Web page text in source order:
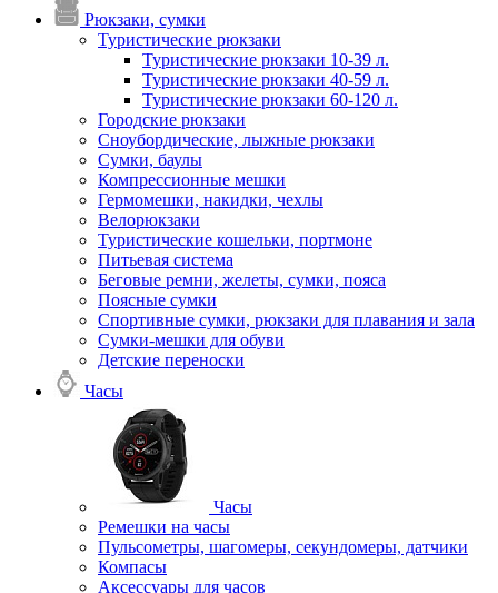
Рюкзаки, сумки
Туристические рюкзаки
Туристические рюкзаки 10-39 л.
Туристические рюкзаки 40-59 л.
Туристические рюкзаки 60-120 л.
Городские рюкзаки
Сноубордические, лыжные рюкзаки
Сумки, баулы
Компрессионные мешки
Гермомешки, накидки, чехлы
Велорюкзаки
Туристические кошельки, портмоне
Питьевая система
Беговые ремни, желеты, сумки, пояса
Поясные сумки
Спортивные сумки, рюкзаки для плавания и зала
Сумки-мешки для обуви
Детские переноски
Часы
Часы
Ремешки на часы
Пульсометры, шагомеры, секундомеры, датчики
Компасы
Аксессуары для часов